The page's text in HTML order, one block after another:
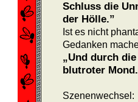
Schluss die
der Hölle.”
Ist es nicht
Gedanken
„Und durch
blutroter
Szenenwechsel: